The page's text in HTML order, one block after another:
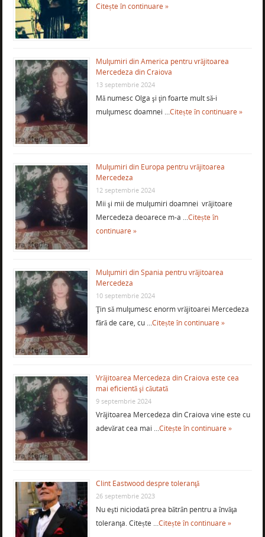
Citește în continuare »
Mulţumiri din America pentru vrăjitoarea
Mercedeza din Craiova
13 septembrie 2024
Mă numesc Olga şi ţin foarte mult să-i
mulţumesc doamnei …Citește în continuare »
Mulţumiri din Europa pentru vrăjitoarea
Mercedeza
12 septembrie 2024
Mii şi mii de mulţumiri doamnei vrăjitoare
Mercedeza deoarece m-a …Citește în
continuare »
Mulţumiri din Spania pentru vrăjitoarea
Mercedeza
10 septembrie 2024
Ţin să mulţumesc enorm vrăjitoarei Mercedeza
fără de care, cu …Citește în continuare »
Vrăjitoarea Mercedeza din Craiova este cea
mai eficientă şi căutată
9 septembrie 2024
Vrăjitoarea Mercedeza din Craiova vine este cu
adevărat cea mai …Citește în continuare »
Clint Eastwood despre toleranţă
26 septembrie 2023
Nu eşti niciodată prea bătrân pentru a învăţa
toleranţa. Citește …Citește în continuare »